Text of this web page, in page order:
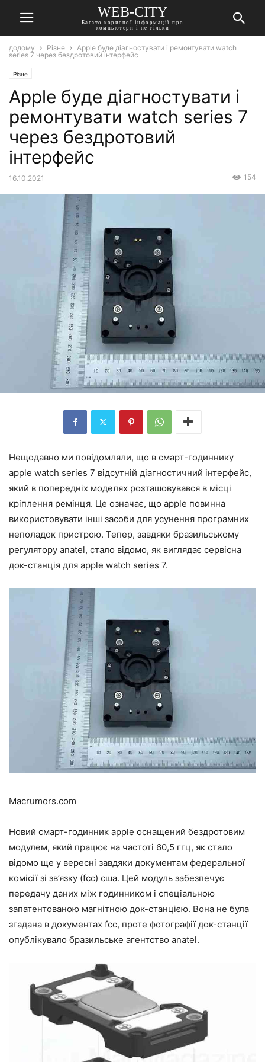
WEB-CITY
Багато корисної інформації про
компьютери і не тільки
додому Різне
Apple буде діагностувати і ремонтувати watch
series 7 через бездротовий інтерфейс
Різне
Apple буде діагностувати і
ремонтувати watch series 7
через бездротовий
інтерфейс
16.10.2021 154
Нещодавно ми повідомляли, що в смарт-годиннику
apple watch series 7 відсутній діагностичний інтерфейс,
який в попередніх моделях розташовувався в місці
кріплення ремінця. Це означає, що apple повинна
використовувати інші засоби для усунення програмних
неполадок пристрою. Тепер, завдяки бразильському
регулятору anatel, стало відомо, як виглядає сервісна
док-станція для apple watch series 7.
Macrumors.com
Новий смарт-годинник apple оснащений бездротовим
модулем, який працює на частоті 60,5 ггц, як стало
відомо ще у вересні завдяки документам федеральної
комісії зі зв’язку (fcc) сша. Цей модуль забезпечує
передачу даних між годинником і спеціальною
запатентованою магнітною док-станцією. Вона не була
згадана в документах fcc, проте фотографії док-станції
опублікувало бразильське агентство anatel.